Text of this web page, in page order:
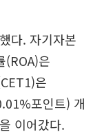
다. 자기자본
(ROA)은
은
포인트) 개
이어갔다.